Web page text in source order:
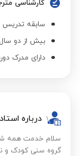
کارشناسی
سابقه تدریس
بیش از دو
دارای مدرک
درباره استاد
سلام خدمت همه
گروه سنی کودک و